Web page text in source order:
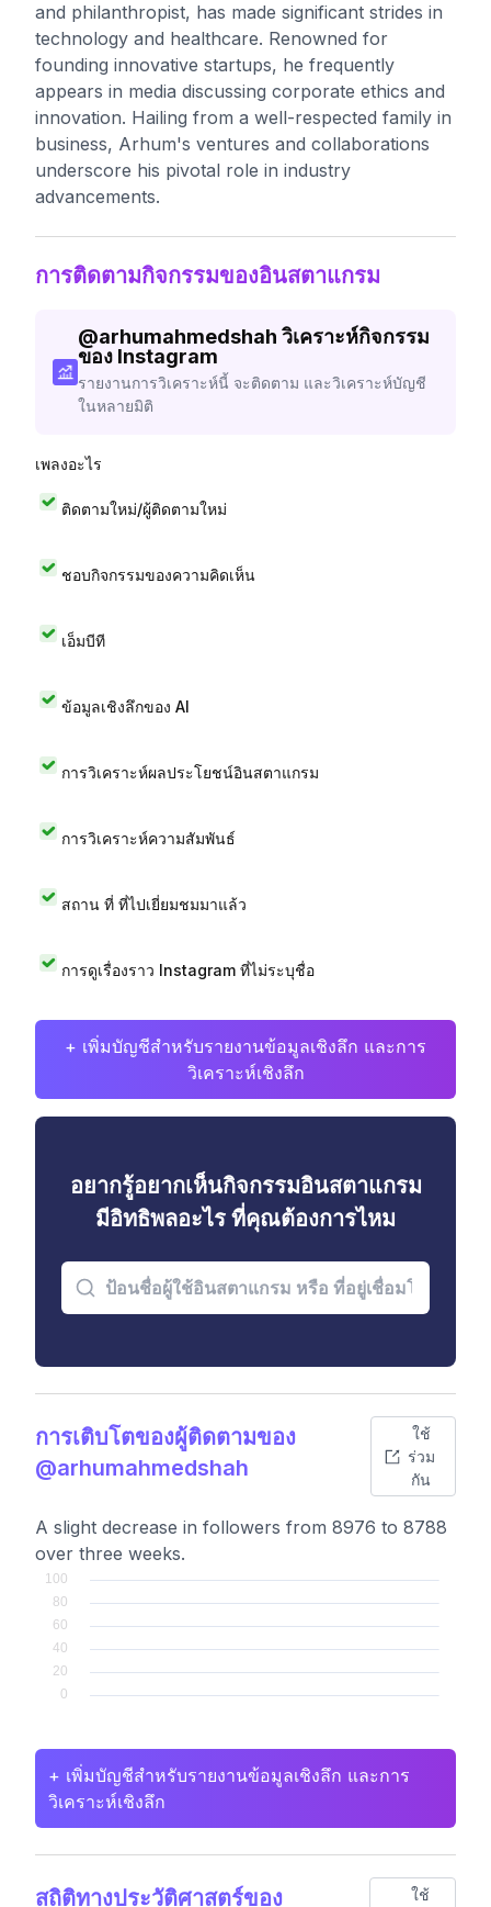
and philanthropist, has made significant strides in
technology and healthcare. Renowned for
founding innovative startups, he frequently
appears in media discussing corporate ethics and
innovation. Hailing from a well-respected family in
business, Arhum's ventures and collaborations
underscore his pivotal role in industry
advancements.
การติดตามกิจกรรมของอินสตาแกรม
@arhumahmedshah วิเคราะห์กิจกรรม
ของ Instagram
รายงานการวิเคราะห์นี้ จะติดตาม และวิเคราะห์บัญชี
ในหลายมิติ
เพลงอะไร
ติดตามใหม่/ผู้ติดตามใหม่
ชอบกิจกรรมของความคิดเห็น
เอ็มบีที
ข้อมูลเชิงลึกของ AI
การวิเคราะห์ผลประโยชน์อินสตาแกรม
การวิเคราะห์ความสัมพันธ์
สถาน ที่ ที่ไปเยี่ยมชมมาแล้ว
การดูเรื่องราว Instagram ที่ไม่ระบุชื่อ
+ เพิ่มบัญชีสำหรับรายงานข้อมูลเชิงลึก และการ
วิเคราะห์เชิงลึก
อยากรู้อยากเห็นกิจกรรมอินสตาแกรม
มีอิทธิพลอะไร ที่คุณต้องการไหม
การเติบโตของผู้ติดตามของ
@arhumahmedshah
ใช้
ร่วม
กัน
A slight decrease in followers from 8976 to 8788
over three weeks.
+ เพิ่มบัญชีสำหรับรายงานข้อมูลเชิงลึก และการ
วิเคราะห์เชิงลึก
สถิติทางประวัติศาสตร์ของ ใช้